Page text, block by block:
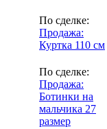
По сделке:
Продажа:
Куртка 110 см
По сделке:
Продажа:
Ботинки на
мальчика 27
размер